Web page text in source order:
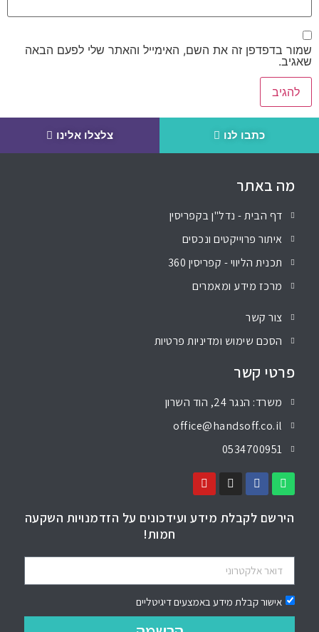
שמור בדפדפן זה את השם, האימייל והאתר שלי לפעם הבאה
שאגיב.
כתבו לנו צלצלו אלינו
מה באתר
דף הבית - נדל"ן בקפריסין
איתור פרוייקטים ונכסים
תכנית הליווי - קפריסין 360
מרכז מידע ומאמרים
צור קשר
הסכם שימוש ומדיניות פרטיות
פרטי קשר
משרד: הנגר 24, הוד השרון
office@handsoff.co.il
0534700951
הירשם לקבלת מידע ועידכונים על הזדמנויות השקעה
חמות!
אישור קבלת מידע באמצעים דיגיטליים